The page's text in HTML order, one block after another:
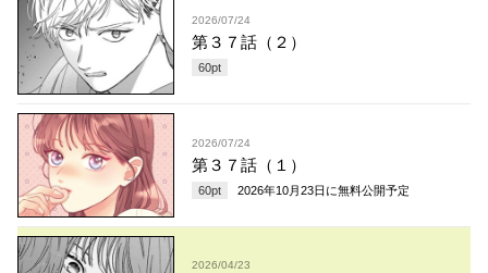
2026/07/24
第３７話（２）
60pt
2026/07/24
第３７話（１）
60pt 2026年10月23日 に無料公開予定
2026/04/23